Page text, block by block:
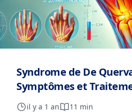
Syndrome de De
Symptômes et
il y a 1 an 11 min